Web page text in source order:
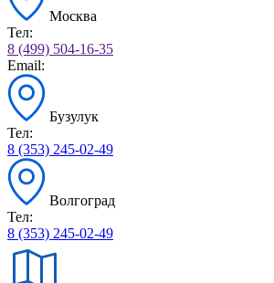
Москва
Тел:
8 (499) 504-16-35
Email:
Бузулук
Тел:
8 (353) 245-02-49
Волгоград
Тел:
8 (353) 245-02-49